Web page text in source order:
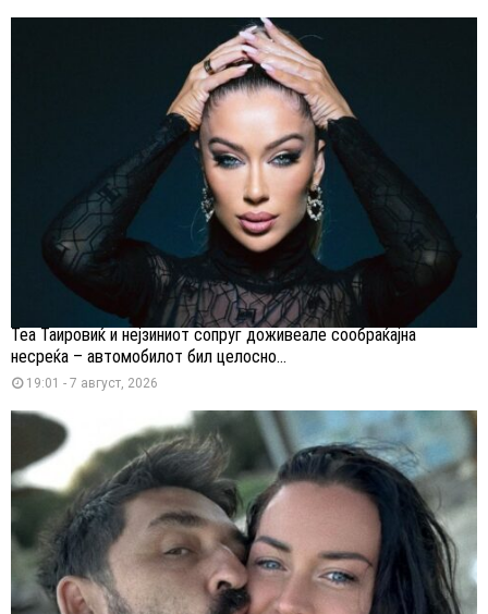
Теа Таировиќ и нејзиниот сопруг доживеале сообраќајна
несреќа – автомобилот бил целосно...
19:01 - 7 август, 2026